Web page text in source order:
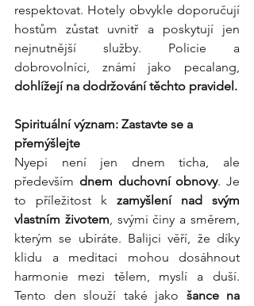
respektovat. Hotely obvykle doporučují
hostům zůstat uvnitř a poskytují jen
nejnutnější služby. Policie a
dohlížejí na dodržování těchto pravidel.
Spirituální význam: Zastavte se a
přemýšlejte
Nyepi není jen dnem ticha, ale
především dnem duchovní obnovy. Je
to příležitost k zamyšlení nad svým
vlastním životem, svými činy a směrem,
kterým se ubíráte. Balijci věří, že díky
klidu a meditaci mohou dosáhnout
harmonie mezi tělem, myslí a duší.
Tento den slouží také jako šance na